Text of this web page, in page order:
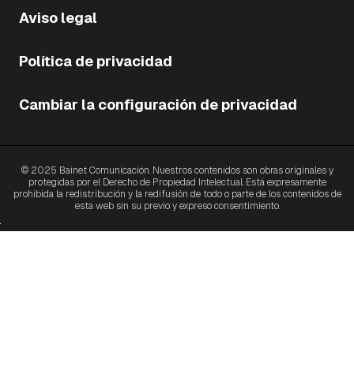
Aviso legal
Política de privacidad
Cambiar la configuración de privacidad
© 2025 Bainet Comunicación. Nuestros contenidos son obras originales y
protegidas por el Derecho de Propiedad Intelectual. Está expresamente
prohibida la redistribución y la redifusión de todo o parte de los contenidos de
esta web sin su previo y expreso consentimiento.